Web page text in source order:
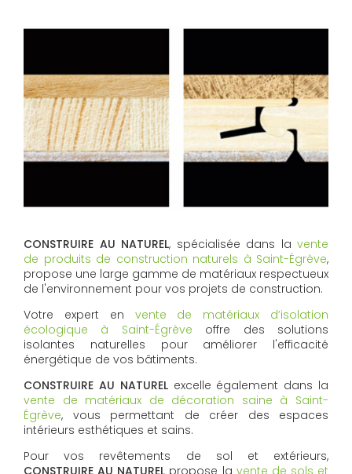
CONSTRUIRE AU NATUREL, spécialisée dans la vente
de produits de construction naturels à Saint-Égrève,
propose une large gamme de matériaux respectueux
de l'environnement pour vos projets de construction.
Votre expert en vente de matériaux d’isolation
écologique à Saint-Égrève offre des solutions
isolantes naturelles pour améliorer l'efficacité
énergétique de vos bâtiments.
CONSTRUIRE AU NATURELexcelle également dans la
vente de matériaux de décoration saine à Saint-
Égrève, vous permettant de créer des espaces
intérieurs esthétiques et sains.
Pour vos revêtements de sol et extérieurs,